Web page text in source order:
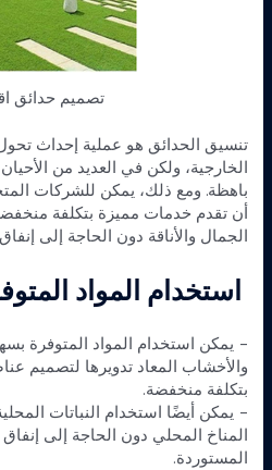
تصميم حدائق
تنسيق الحدائق هو عملية إحداث
الخارجية، ولكن في العديد من
باهظة. ومع ذلك، يمكن للشركات
أن تقدم خدمات مميزة بتكلفة
الجمال والأناقة دون الحاجة إلى
استخدام المواد
– يمكن استخدام المواد المتوفرة
والأخشاب المعاد تدويرها لتصميم
بتكلفة منخفضة.
– يمكن أيضًا استخدام النباتات
المناخ المحلي دون الحاجة إلى إنفاق
المستوردة.